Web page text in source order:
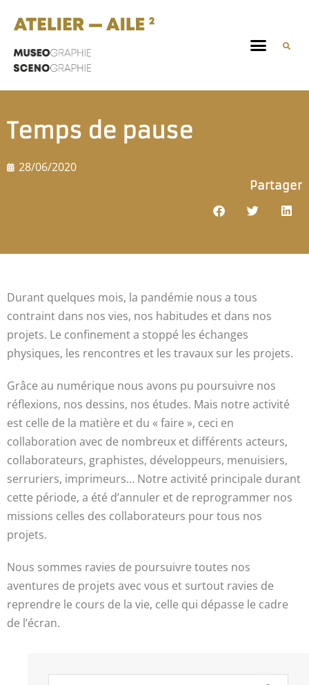
Temps de pause
28/06/2020
Partager
Durant quelques mois, la pandémie nous a tous
contraint dans nos vies, nos habitudes et dans nos
projets. Le confinement a stoppé les échanges
physiques, les rencontres et les travaux sur les projets.
Grâce au numérique nous avons pu poursuivre nos
réflexions, nos dessins, nos études. Mais notre activité
est celle de la matière et du « faire », ceci en
collaboration avec de nombreux et différents acteurs,
collaborateurs, graphistes, développeurs, menuisiers,
serruriers, imprimeurs… Notre activité principale durant
cette période, a été d’annuler et de reprogrammer nos
missions celles des collaborateurs pour tous nos
projets.
Nous sommes ravies de poursuivre toutes nos
aventures de projets avec vous et surtout ravies de
reprendre le cours de la vie, celle qui dépasse le cadre
de l’écran.